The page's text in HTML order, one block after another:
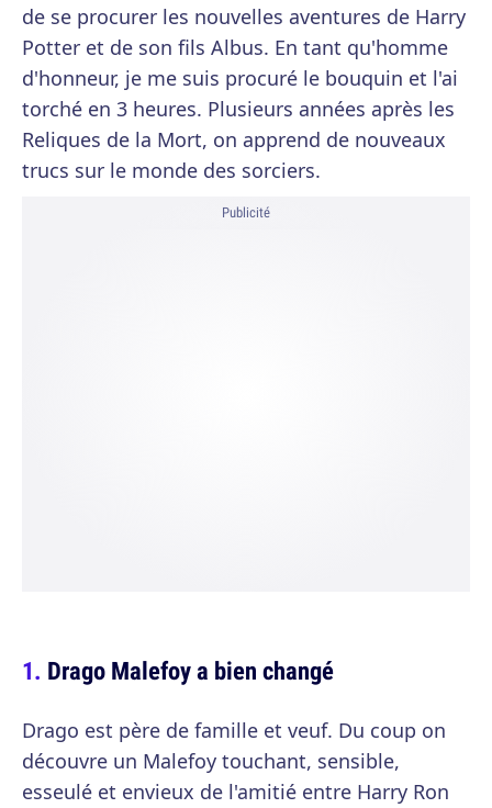
de se procurer les nouvelles aventures de Harry
Potter et de son fils Albus. En tant qu'homme
d'honneur, je me suis procuré le bouquin et l'ai
torché en 3 heures. Plusieurs années après les
Reliques de la Mort, on apprend de nouveaux
trucs sur le monde des sorciers.
Publicité
Drago Malefoy a bien changé
Drago est père de famille et veuf. Du coup on
découvre un Malefoy touchant, sensible,
esseulé et envieux de l'amitié entre Harry Ron